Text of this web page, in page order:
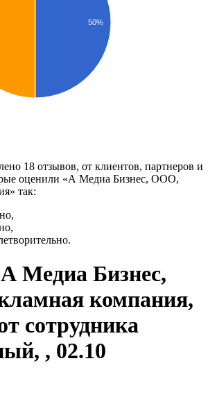
50%
18 отзывов, от клиентов, партнеров и
оценили «А Медиа Бизнес, ООО,
так:
Медиа Бизнес,
компания,
сотрудника
, 02.10